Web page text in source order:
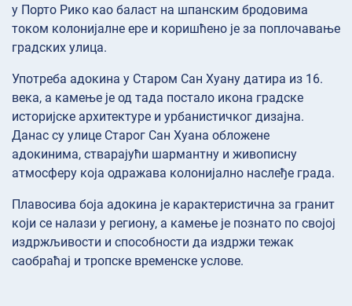
у Порто Рико као баласт на шпанским бродовима
током колонијалне ере и коришћено је за поплочавање
градских улица.
Употреба адокина у Старом Сан Хуану датира из 16.
века, а камење је од тада постало икона градске
историјске архитектуре и урбанистичког дизајна.
Данас су улице Старог Сан Хуана обложене
адокинима, стварајући шармантну и живописну
атмосферу која одражава колонијално наслеђе града.
Плавосива боја адокина је карактеристична за гранит
који се налази у региону, а камење је познато по својој
издржљивости и способности да издржи тежак
саобраћај и тропске временске услове.